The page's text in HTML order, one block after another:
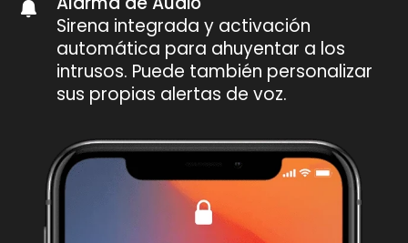
Sirena integrada y activación
automática para ahuyentar a los
intrusos. Puede también personalizar
sus propias alertas de voz.